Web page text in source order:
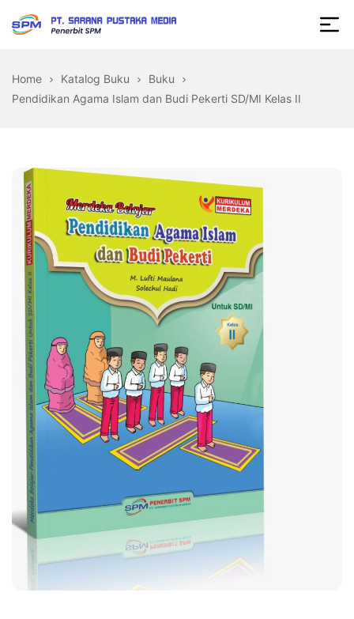
Media
Home Katalog Buku
Buku
Pendidikan Agama Islam dan Budi Pekerti SD/MI Kelas II